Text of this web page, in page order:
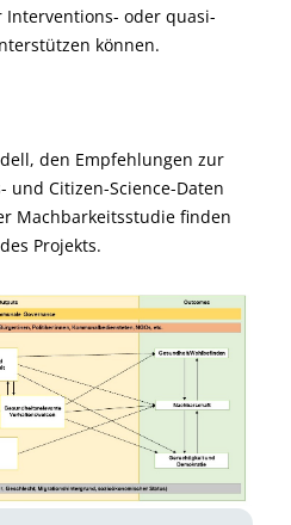
oder quasi-
können.
den Empfehlungen zur
und Citizen-Science-Daten
Machbarkeitsstudie finden
Projekts.